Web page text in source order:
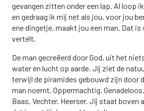
gevangen zitten onder een lap. Al loop
en gedraag ik mij net als jou, voor jou
ene dingetje, maakt jou een man. Dat is
vertelt.
De man gecreëerd door God, uit het
water en lucht op aarde. Jij ziet de
terwijl de piramides gebouwd zijn door
man noemt. Oppermachtig.
Baas. Vechter. Heerser. Jij staat boven